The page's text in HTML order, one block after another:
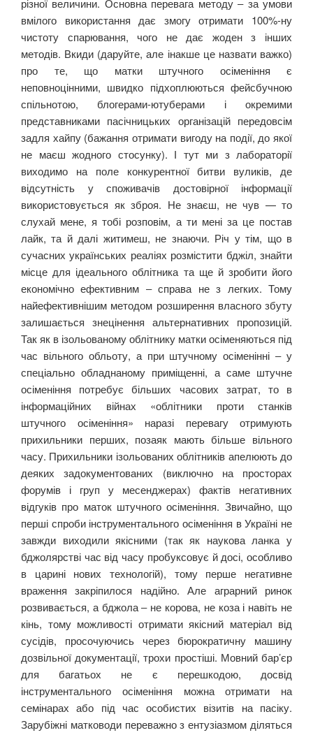
вмілого використання дає змогу отримати 100%-ну
чистоту спарювання, чого не дає жоден з інших
методів. Вкиди (даруйте, але інакше це назвати важко)
про те, що матки штучного осіменіння є
неповноцінними, швидко підхоплюються фейсбучною
спільнотою, блогерами-ютуберами і окремими
представниками пасічницьких організацій передовсім
задля хайпу (бажання отримати вигоду на події, до якої
не маєш жодного стосунку). І тут ми з лабораторії
виходимо на поле конкурентної битви вуликів, де
відсутність у споживачів достовірної інформації
використовується як зброя. Не знаєш, не чув — то
слухай мене, я тобі розповім, а ти мені за це постав
лайк, та й далі житимеш, не знаючи. Річ у тім, що в
сучасних українських реаліях розмістити бджіл, знайти
місце для ідеального облітника та ще й зробити його
економічно ефективним ‒ справа не з легких. Тому
найефективнішим методом розширення власного збуту
залишається знецінення альтернативних пропозицій.
Так як в ізольованому облітнику матки осіменяються під
час вільного обльоту, а при штучному осіменінні ‒ у
спеціально обладнаному приміщенні, а саме штучне
осіменіння потребує більших часових затрат, то в
інформаційних війнах «облітники проти станків
штучного осіменіння» наразі перевагу отримують
прихильники перших, позаяк мають більше вільного
часу. Прихильники ізольованих облітників апелюють до
деяких задокументованих (виключно на просторах
форумів і груп у месенджерах) фактів негативних
відгуків про маток штучного осіменіння. Звичайно, що
перші спроби інструментального осіменіння в Україні не
завжди виходили якісними (так як наукова ланка у
бджолярстві час від часу пробуксовує й досі, особливо
в царині нових технологій), тому перше негативне
враження закріпилося надійно. Але аграрний ринок
розвивається, а бджола ‒ не корова, не коза і навіть не
кінь, тому можливості отримати якісний матеріал від
сусідів, просочуючись через бюрократичну машину
дозвільної документації, трохи простіші. Мовний бар’єр
для багатьох не є перешкодою, досвід
інструментального осіменіння можна отримати на
семінарах або під час особистих візитів на пасіку.
Зарубіжні матководи переважно з ентузіазмом діляться